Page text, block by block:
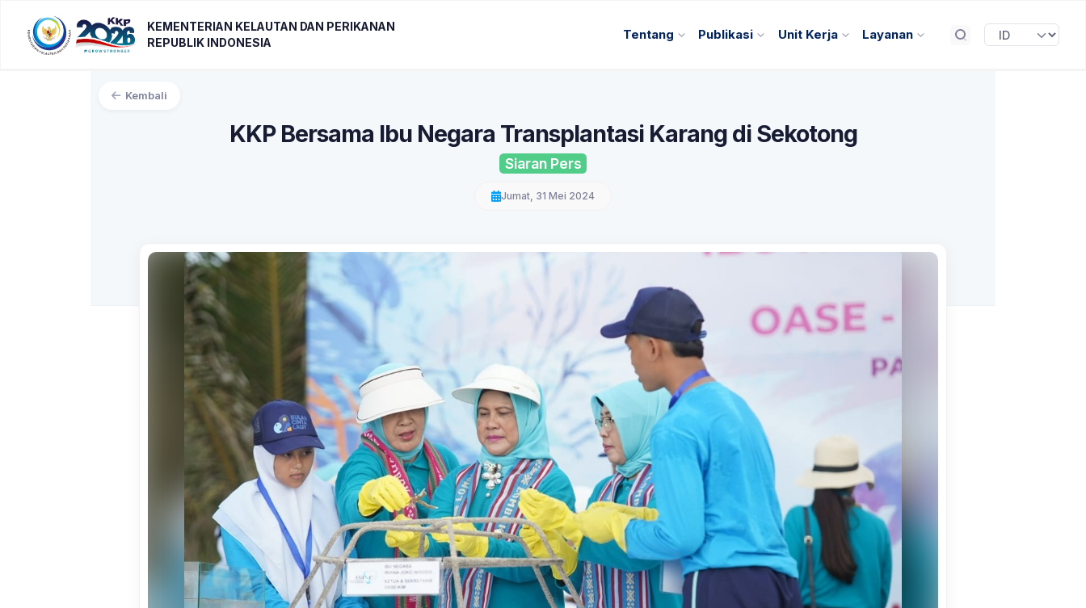
KEMENTERIAN KELAUTAN DAN PERIKANAN
REPUBLIK INDONESIA
Tentang Publikasi Unit Kerja Layanan
Kembali
KKP Bersama Ibu Negara Transplantasi Karang di Sekotong
Siaran Pers
Jumat, 31 Mei 2024